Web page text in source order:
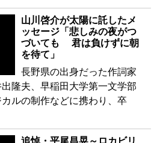
山川啓介が太陽に託したメ
ッセージ「悲しみの夜がつ
づいても 君は負けずに朝
を待て」
長野県の出身だった作詞家
隆夫、早稲田大学第一文学部
ルの制作などに携わり、卒
追悼・平尾昌晃～ロカビリ